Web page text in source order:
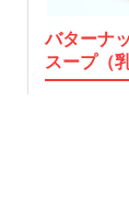
バターナ
スープ（